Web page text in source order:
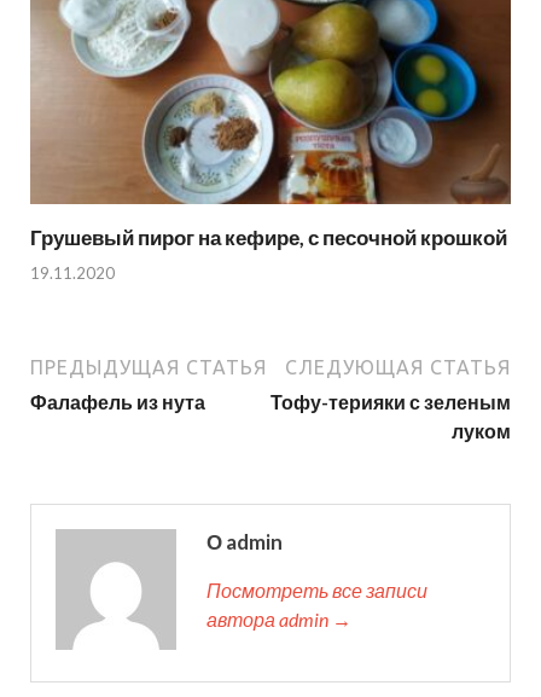
Грушевый пирог на кефире, с песочной крошкой
19.11.2020
ПРЕДЫДУЩАЯ СТАТЬЯ
Фалафель из нута
СЛЕДУЮЩАЯ СТАТЬЯ
Тофу-терияки с зеленым
луком
О admin
Посмотреть все записи
автора admin →